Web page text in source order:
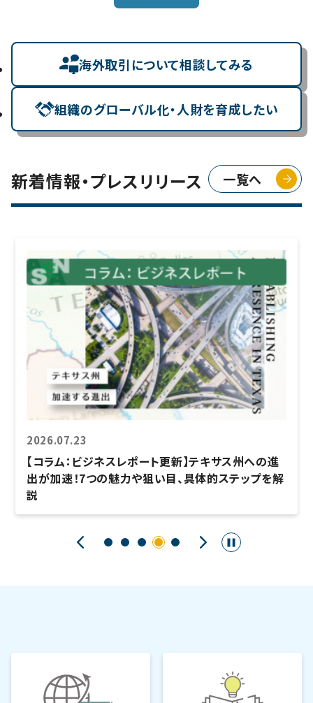
海外取引について相談してみる
組織のグローバル化・人財を育成したい
新着情報・プレスリリース 一覧へ
2026.07.23
【コラム：ビジネスレポート更新】テキサス州への進
出が加速！7つの魅力や狙い目、具体的ステップを解
説